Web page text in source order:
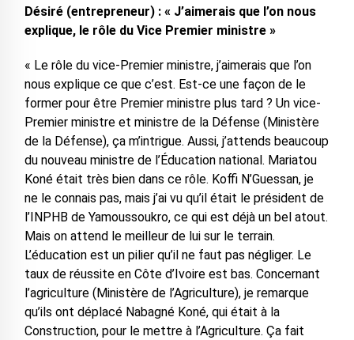
Désiré (entrepreneur) : « J’aimerais que l’on nous
explique, le rôle du Vice Premier ministre »
« Le rôle du vice-Premier ministre, j’aimerais que l’on
nous explique ce que c’est. Est-ce une façon de le
former pour être Premier ministre plus tard ? Un vice-
Premier ministre et ministre de la Défense (Ministère
de la Défense), ça m’intrigue. Aussi, j’attends beaucoup
du nouveau ministre de l’Éducation national. Mariatou
Koné était très bien dans ce rôle. Koffi N’Guessan, je
ne le connais pas, mais j’ai vu qu’il était le président de
l’INPHB de Yamoussoukro, ce qui est déjà un bel atout.
Mais on attend le meilleur de lui sur le terrain.
L’éducation est un pilier qu’il ne faut pas négliger. Le
taux de réussite en Côte d’Ivoire est bas. Concernant
l’agriculture (Ministère de l’Agriculture), je remarque
qu’ils ont déplacé Nabagné Koné, qui était à la
Construction, pour le mettre à l’Agriculture. Ça fait